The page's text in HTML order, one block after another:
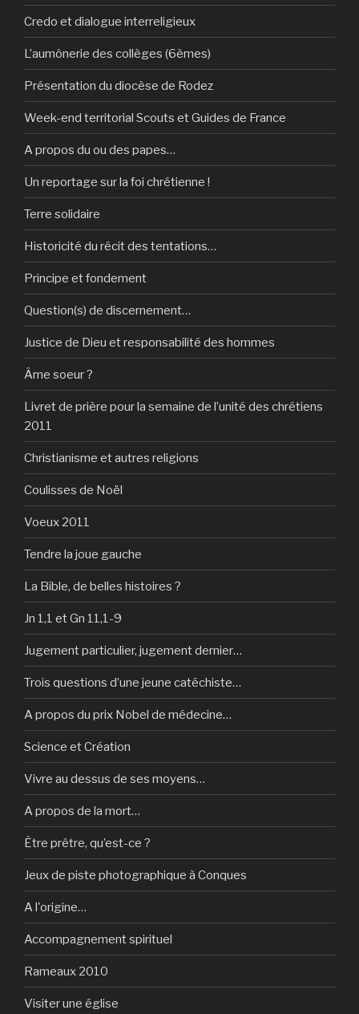
Credo et dialogue interreligieux
L’aumônerie des collèges (6èmes)
Présentation du diocèse de Rodez
Week-end territorial Scouts et Guides de France
A propos du ou des papes…
Un reportage sur la foi chrétienne !
Terre solidaire
Historicité du récit des tentations…
Principe et fondement
Question(s) de discernement…
Justice de Dieu et responsabilité des hommes
Âme soeur ?
Livret de prière pour la semaine de l’unité des chrétiens
2011
Christianisme et autres religions
Coulisses de Noël
Voeux 2011
Tendre la joue gauche
La Bible, de belles histoires ?
Jn 1,1 et Gn 11,1-9
Jugement particulier, jugement dernier…
Trois questions d’une jeune catéchiste…
A propos du prix Nobel de médecine…
Science et Création
Vivre au dessus de ses moyens…
A propos de la mort…
Être prêtre, qu’est-ce ?
Jeux de piste photographique à Conques
A l'origine…
Accompagnement spirituel
Rameaux 2010
Visiter une église